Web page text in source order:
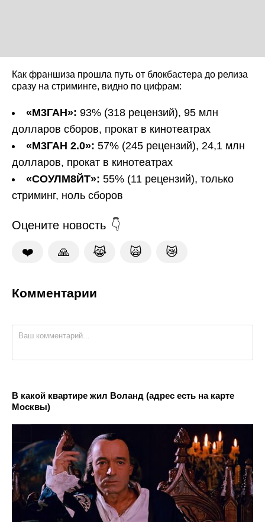
Как франшиза прошла путь от блокбастера до релиза
сразу на стриминге, видно по цифрам:
«М3ГАН»: 93% (318 рецензий), 95 млн
долларов сборов, прокат в кинотеатрах
«М3ГАН 2.0»: 57% (245 рецензий), 24,1 млн
долларов, прокат в кинотеатрах
«СОУЛМ8ЙТ»: 55% (11 рецензий), только
стриминг, ноль сборов
Оцените новость
❤️ 🙏 😹 🙀 😿
Комментарии
В какой квартире жил Воланд (адрес есть на карте
Москвы)